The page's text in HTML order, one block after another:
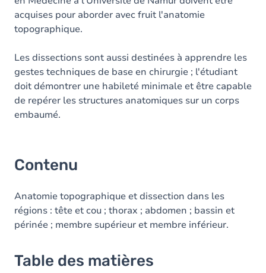
acquises pour aborder avec fruit l'anatomie
topographique.
Les dissections sont aussi destinées à apprendre les
gestes techniques de base en chirurgie ; l'étudiant
doit démontrer une habileté minimale et être capable
de repérer les structures anatomiques sur un corps
embaumé.
Contenu
Anatomie topographique et dissection dans les
régions : tête et cou ; thorax ; abdomen ; bassin et
périnée ; membre supérieur et membre inférieur.
Table des matières